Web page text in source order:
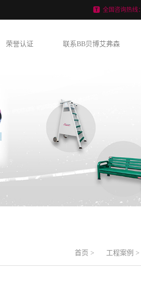
全国咨询热线：
荣誉认证 联系BB贝博艾弗森
首页 > 工程案例 >